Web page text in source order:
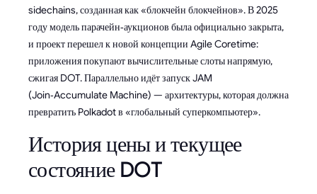
sidechains, созданная как «блокчейн блокчейнов». В 2025
году модель парачейн‑аукционов была официально закрыта,
и проект перешел к новой концепции Agile Coretime:
приложения покупают вычислительные слоты напрямую,
сжигая DOT. Параллельно идёт запуск JAM
(Join‑Accumulate Machine) — архитектуры, которая должна
превратить Polkadot в «глобальный суперкомпьютер».
История цены и текущее
состояние DOT